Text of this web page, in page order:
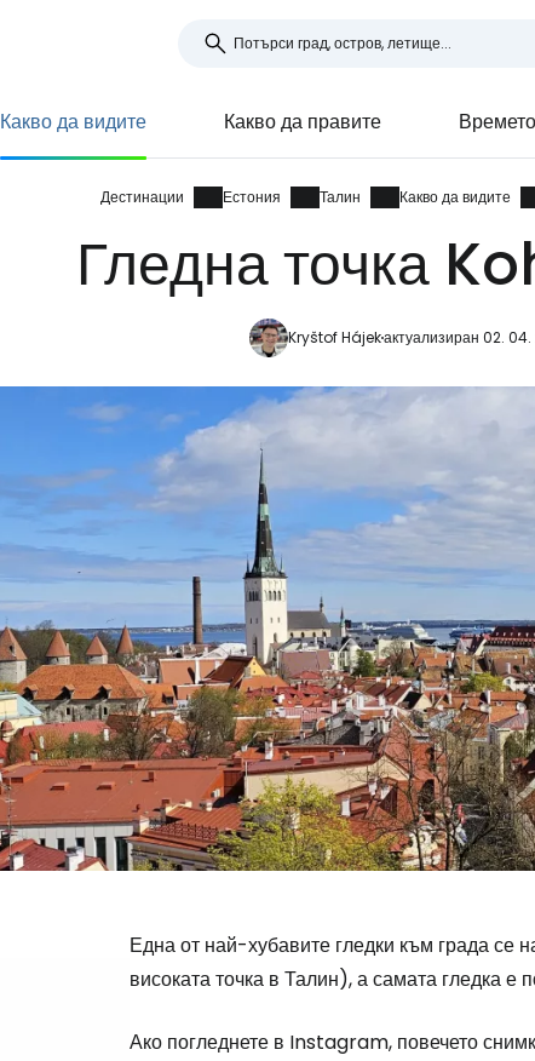
Какво да видите Какво да правите Времето
Дестинации Естония Талин Какво да видите
Гледна точка
Kryštof Hájekактуализиран 02.
Една от най-хубавите гледки към града се
високата точка в Талин), а самата гледка е
Ако погледнете в Instagram, повечето